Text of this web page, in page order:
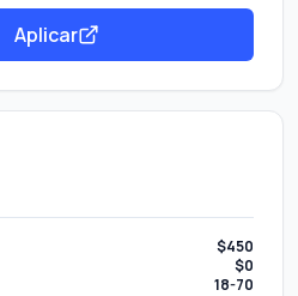
Aplicar
$450
$0
18-70